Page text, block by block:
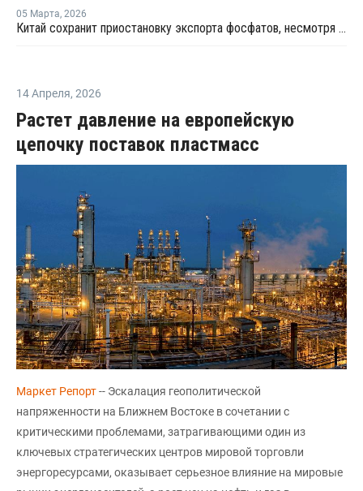
05 Марта, 2026
Китай сохранит приостановку экспорта фосфатов, несмотря на войну на Ближнем Востоке
14 Апреля, 2026
Растет давление на европейскую
цепочку поставок пластмасс
Маркет Репорт-- Эскалация геополитической
напряженности на Ближнем Востоке в сочетании с
критическими проблемами, затрагивающими один из
ключевых стратегических центров мировой торговли
энергоресурсами, оказывает серьезное влияние на мировые